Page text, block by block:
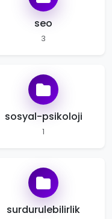
seo
3
sosyal-psikoloji
1
surdurulebilirlik